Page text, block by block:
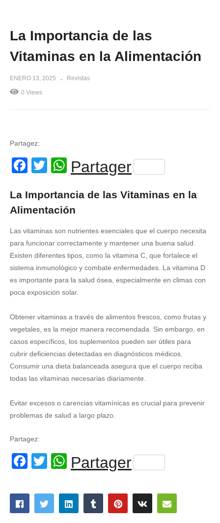
La Importancia de las
Vitaminas en la Alimentación
ENERO 13, 2025 Revistas
0 Views
Partagez:
Facebook
Twitter
WhatsApp
Partager
La Importancia de las Vitaminas en la
Alimentación
Las vitaminas son nutrientes esenciales que el cuerpo necesita
para funcionar correctamente y mantener una buena salud.
Existen diferentes tipos, como la vitamina C, que fortalece el
sistema inmunológico y combate enfermedades. La vitamina D
es importante para la salud ósea, especialmente en climas con
poca exposición solar.
Obtener vitaminas a través de alimentos frescos, como frutas y
vegetales, es la mejor manera recomendada. Sin embargo, en
casos específicos, los suplementos pueden ser útiles para
cubrir deficiencias detectadas en diagnósticos médicos.
Consumir una dieta balanceada asegura que el cuerpo reciba
todas las vitaminas necesarias diariamente.
Evitar excesos o carencias vitamínicas es crucial para prevenir
problemas de salud a largo plazo.
Partagez:
Facebook
Twitter
WhatsApp
Partager